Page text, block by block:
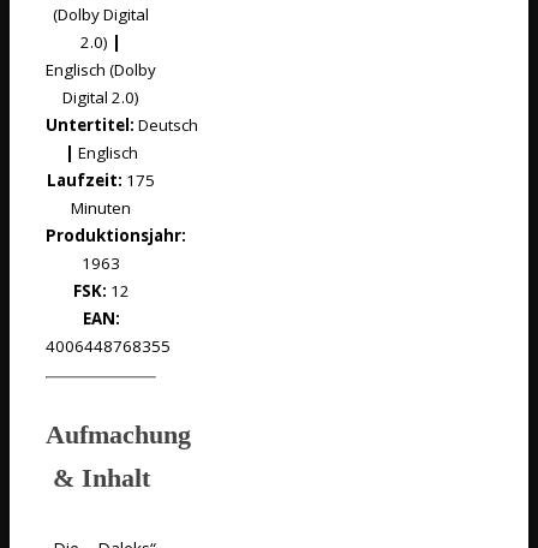
(Dolby Digital
2.0) |
Englisch (Dolby
Digital 2.0)
Untertitel: Deutsch
| Englisch
Laufzeit: 175
Minuten
Produktionsjahr:
1963
FSK: 12
EAN:
4006448768355
Aufmachung
& Inhalt